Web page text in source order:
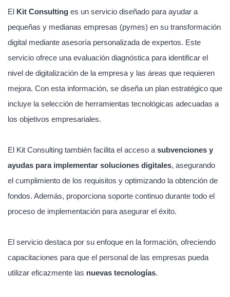
El Kit Consulting es un servicio diseñado para ayudar a
pequeñas y medianas empresas (pymes) en su transformación
digital mediante asesoría personalizada de expertos. Este
servicio ofrece una evaluación diagnóstica para identificar el
nivel de digitalización de la empresa y las áreas que requieren
mejora. Con esta información, se diseña un plan estratégico que
incluye la selección de herramientas tecnológicas adecuadas a
los objetivos empresariales.
El Kit Consulting también facilita el acceso a subvenciones y
ayudas para implementar soluciones digitales, asegurando
el cumplimiento de los requisitos y optimizando la obtención de
fondos. Además, proporciona soporte continuo durante todo el
proceso de implementación para asegurar el éxito.
El servicio destaca por su enfoque en la formación, ofreciendo
capacitaciones para que el personal de las empresas pueda
utilizar eficazmente las nuevas tecnologías.